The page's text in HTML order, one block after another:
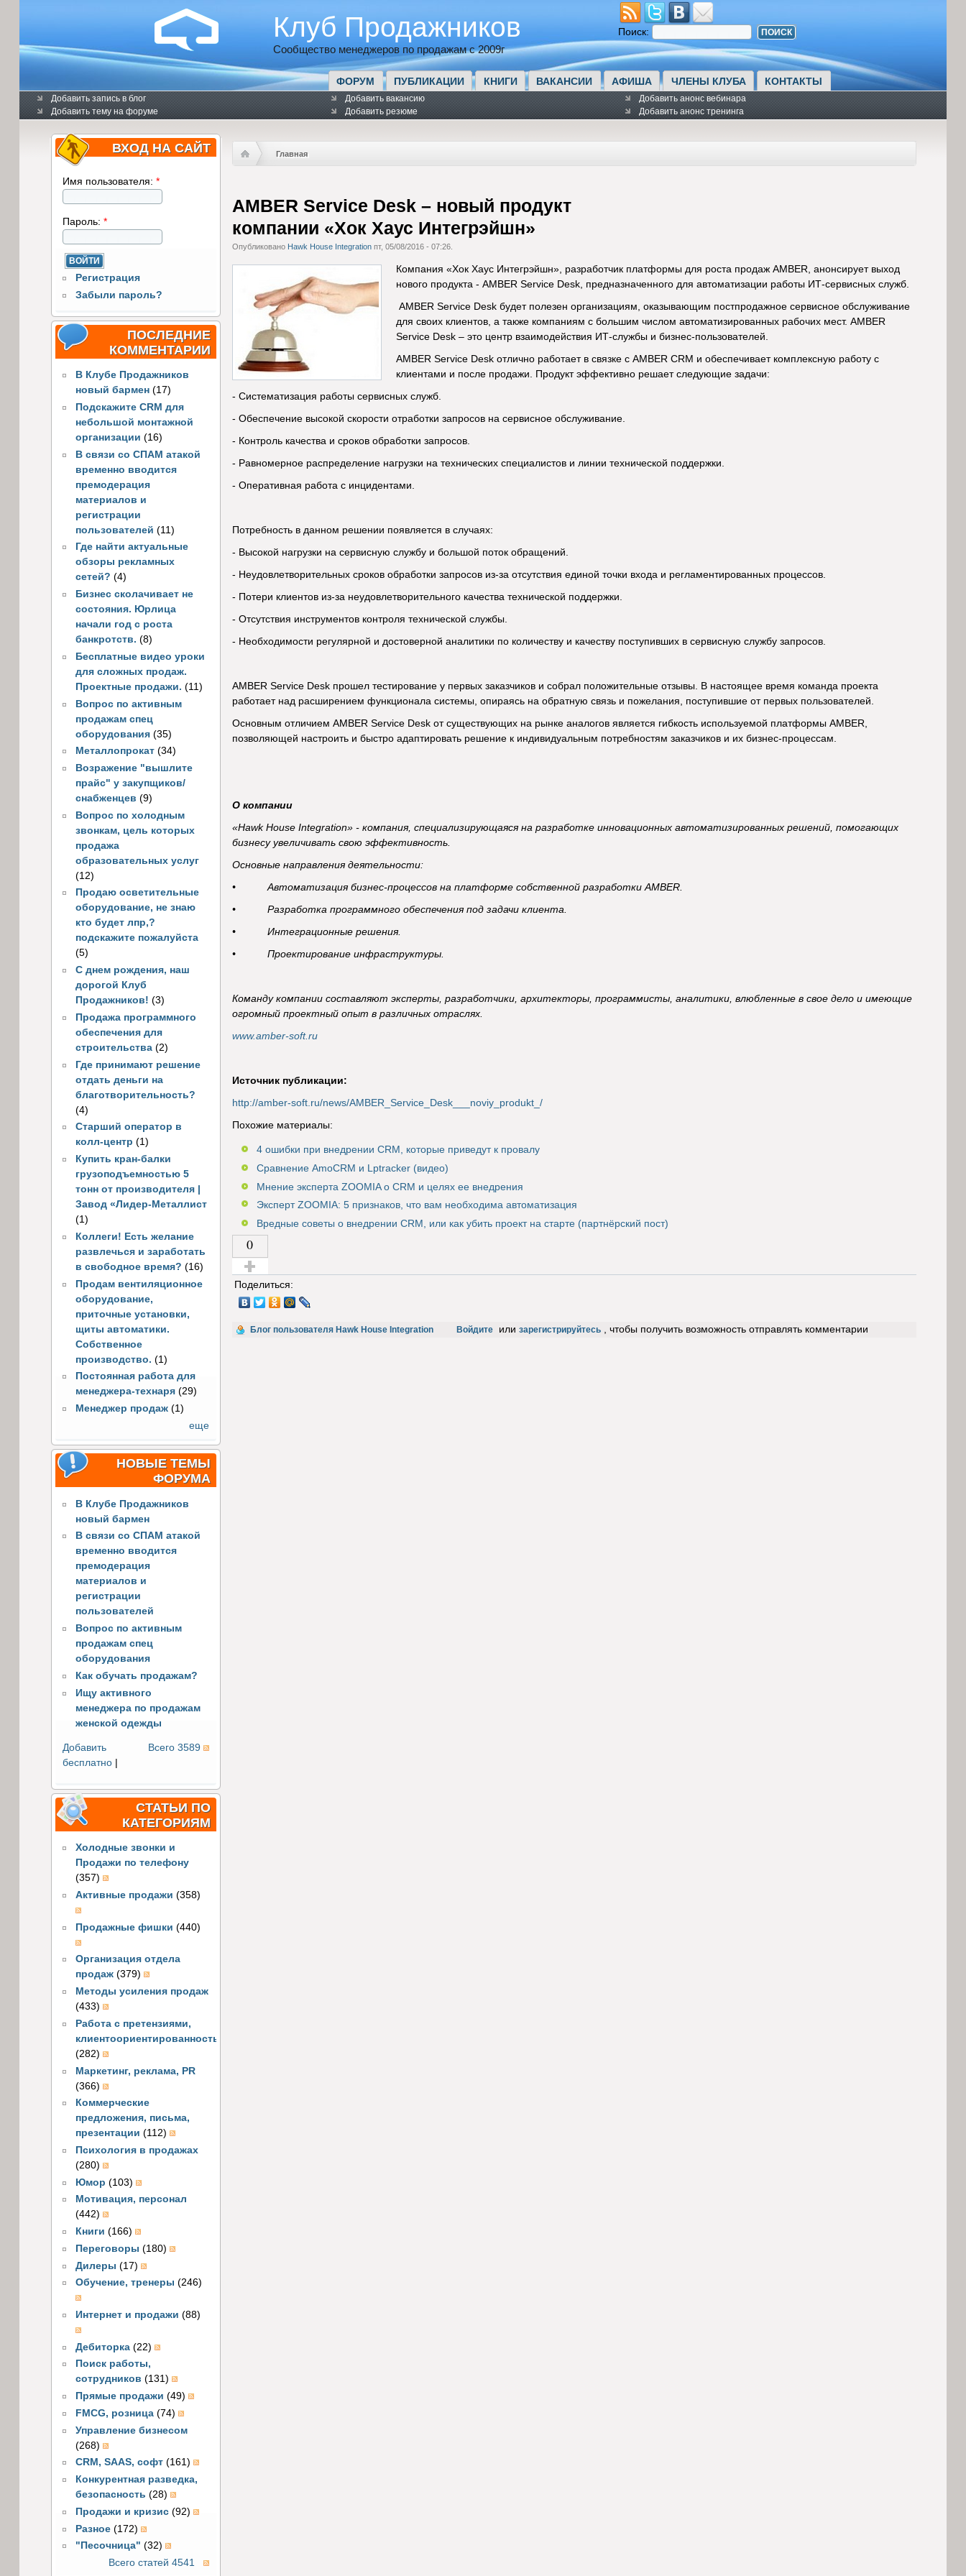
Клуб Продажников
Сообщество менеджеров по продажам с 2009г
Поиск:
ФОРУМ ПУБЛИКАЦИИ КНИГИ ВАКАНСИИ АФИША ЧЛЕНЫ КЛУБА КОНТАКТЫ
Добавить запись в блог
Добавить тему на форуме
Добавить вакансию
Добавить резюме
Добавить анонс вебинара
Добавить анонс тренинга
ВХОД НА САЙТ
Имя пользователя: *
Пароль: *
Регистрация
Забыли пароль?
ПОСЛЕДНИЕ
КОММЕНТАРИИ
В Клубе Продажников
новый бармен (17)
Подскажите CRM для
небольшой монтажной
организации (16)
В связи со СПАМ атакой
временно вводится
премодерация
материалов и
регистрации
пользователей (11)
Где найти актуальные
обзоры рекламных
сетей? (4)
Бизнес сколачивает не
состояния. Юрлица
начали год с роста
банкротств. (8)
Бесплатные видео уроки
для сложных продаж.
Проектные продажи. (11)
Вопрос по активным
продажам спец
оборудования (35)
Металлопрокат (34)
Возражение "вышлите
прайс" у закупщиков/
снабженцев (9)
Вопрос по холодным
звонкам, цель которых
продажа
образовательных услуг
(12)
Продаю осветительные
оборудование, не знаю
кто будет лпр,?
подскажите пожалуйста
(5)
С днем рождения, наш
дорогой Клуб
Продажников! (3)
Продажа программного
обеспечения для
строительства (2)
Где принимают решение
отдать деньги на
благотворительность?
(4)
Старший оператор в
колл-центр (1)
Купить кран-балки
грузоподъемностью 5
тонн от производителя |
Завод «Лидер-Металлист
(1)
Коллеги! Есть желание
развлечься и заработать
в свободное время? (16)
Продам вентиляционное
оборудование,
приточные установки,
щиты автоматики.
Собственное
производство. (1)
Постоянная работа для
менеджера-технаря (29)
Менеджер продаж (1)
еще
НОВЫЕ ТЕМЫ
ФОРУМА
В Клубе Продажников
новый бармен
В связи со СПАМ атакой
временно вводится
премодерация
материалов и
регистрации
пользователей
Вопрос по активным
продажам спец
оборудования
Как обучать продажам?
Ищу активного
менеджера по продажам
женской одежды
Всего 3589
Добавить
бесплатно|
СТАТЬИ ПО
КАТЕГОРИЯМ
Холодные звонки и
Продажи по телефону
(357)
Активные продажи (358)
Продажные фишки (440)
Организация отдела
продаж (379)
Методы усиления продаж
(433)
Работа с претензиями,
клиентоориентированность
(282)
Маркетинг, реклама, PR
(366)
Коммерческие
предложения, письма,
презентации (112)
Психология в продажах
(280)
Юмор (103)
Мотивация, персонал
(442)
Книги (166)
Переговоры (180)
Дилеры (17)
Обучение, тренеры (246)
Интернет и продажи (88)
Дебиторка (22)
Поиск работы,
сотрудников (131)
Прямые продажи (49)
FMCG, розница (74)
Управление бизнесом
(268)
CRM, SAAS, софт (161)
Конкурентная разведка,
безопасность (28)
Продажи и кризис (92)
Разное (172)
"Песочница" (32)
Всего статей 4541
Главная
AMBER Service Desk – новый продукт
компании «Хок Хаус Интегрэйшн»
Опубликовано Hawk House Integrationпт, 05/08/2016 - 07:26.
Компания «Хок Хаус Интегрэйшн», разработчик платформы для роста продаж AMBER, анонсирует выход
нового продукта - AMBER Service Desk, предназначенного для автоматизации работы ИТ-сервисных служб.
AMBER Service Desk будет полезен организациям, оказывающим постпродажное сервисное обслуживание
для своих клиентов, а также компаниям с большим числом автоматизированных рабочих мест. AMBER
Service Desk – это центр взаимодействия ИТ-службы и бизнес-пользователей.
AMBER Service Desk отлично работает в связке с AMBER CRM и обеспечивает комплексную работу с
клиентами и после продажи. Продукт эффективно решает следующие задачи:
- Систематизация работы сервисных служб.
- Обеспечение высокой скорости отработки запросов на сервисное обслуживание.
- Контроль качества и сроков обработки запросов.
- Равномерное распределение нагрузки на технических специалистов и линии технической поддержки.
- Оперативная работа с инцидентами.
Потребность в данном решении появляется в случаях:
- Высокой нагрузки на сервисную службу и большой поток обращений.
- Неудовлетворительных сроков обработки запросов из-за отсутствия единой точки входа и регламентированных процессов.
- Потери клиентов из-за неудовлетворительного качества технической поддержки.
- Отсутствия инструментов контроля технической службы.
- Необходимости регулярной и достоверной аналитики по количеству и качеству поступивших в сервисную службу запросов.
AMBER Service Desk прошел тестирование у первых заказчиков и собрал положительные отзывы. В настоящее время команда проекта
работает над расширением функционала системы, опираясь на обратную связь и пожелания, поступившие от первых пользователей.
Основным отличием AMBER Service Desk от существующих на рынке аналогов является гибкость используемой платформы AMBER,
позволяющей настроить и быстро адаптировать решение к индивидуальным потребностям заказчиков и их бизнес-процессам.
О компании
«Hawk House Integration» - компания, специализирующаяся на разработке инновационных автоматизированных решений, помогающих
бизнесу увеличивать свою эффективность.
Основные направления деятельности:
• Автоматизация бизнес-процессов на платформе собственной разработки AMBER.
• Разработка программного обеспечения под задачи клиента.
• Интеграционные решения.
• Проектирование инфраструктуры.
Команду компании составляют эксперты, разработчики, архитекторы, программисты, аналитики, влюбленные в свое дело и имеющие
огромный проектный опыт в различных отраслях.
www.amber-soft.ru
Источник публикации:
http://amber-soft.ru/news/AMBER_Service_Desk___noviy_produkt_/
Похожие материалы:
4 ошибки при внедрении CRM, которые приведут к провалу
Сравнение AmoCRM и Lptracker (видео)
Мнение эксперта ZOOMIA о CRM и целях ее внедрения
Эксперт ZOOMIA: 5 признаков, что вам необходима автоматизация
Вредные советы о внедрении CRM, или как убить проект на старте (партнёрский пост)
0
Голос за!
Поделиться:
Блог пользователя Hawk House Integration Войдите или зарегистрируйтесь , чтобы получить возможность отправлять комментарии